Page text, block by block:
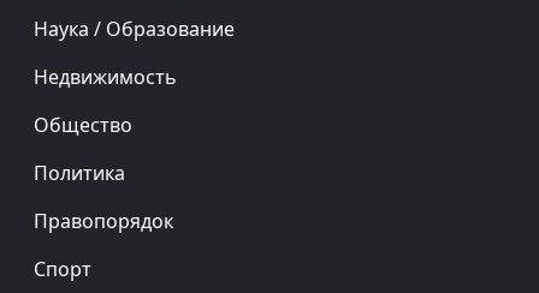
Наука / Образование
Недвижимость
Общество
Политика
Правопорядок
Спорт